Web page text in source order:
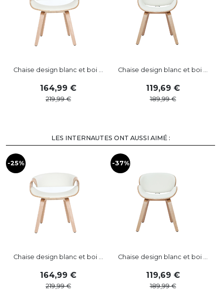
Chaise design blanc et boi ...
164,99
219,99
Chaise design blanc et boi ...
119,69
189,99
LES INTERNAUTES ONT AUSSI AIMÉ :
-25%
Chaise design blanc et boi ...
164,99
219,99
-37%
Chaise design blanc et boi ...
119,69
189,99